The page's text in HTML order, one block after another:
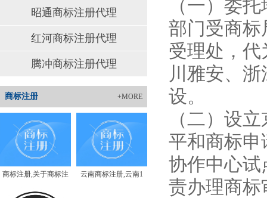
昭通商标注册代理
红河商标注册代理
腾冲商标注册代理
+MORE
商标注册
商标注册,关于商标注 云南商标注册,云南1
（一）委
部门受商标
受理处，
川雅安、
设。
（二）设
平和商标申
协作中心试
责办理商标